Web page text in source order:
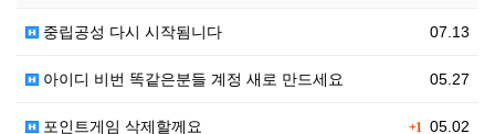
07.13
중립공성 다시 시작됨니다
05.27
아이디 비번 똑같은분들 계정 새로 만드세요
+1 05.02
포인트게임 삭제할께요